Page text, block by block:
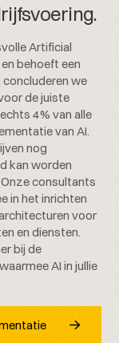
Artificial
behoeft een
concluderen we
de juiste
4% van alle
van AI.
nog
kan worden
consultants
in het inrichten
voor
en diensten.
bij de
AI in jullie